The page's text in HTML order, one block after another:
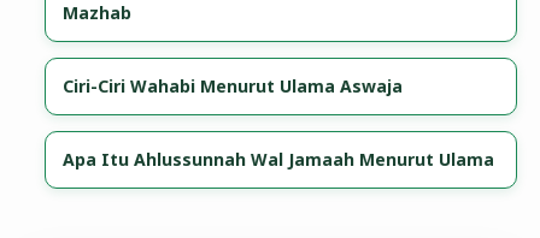
Mazhab
Ciri-Ciri Wahabi Menurut Ulama Aswaja
Apa Itu Ahlussunnah Wal Jamaah Menurut Ulama